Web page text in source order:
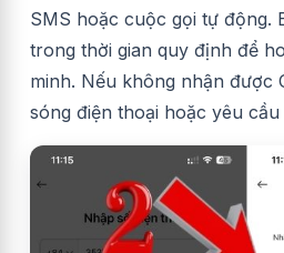
SMS hoặc cuộc gọi tự động.
trong thời gian quy định để
minh. Nếu không nhận được
sóng điện thoại hoặc yêu cầu